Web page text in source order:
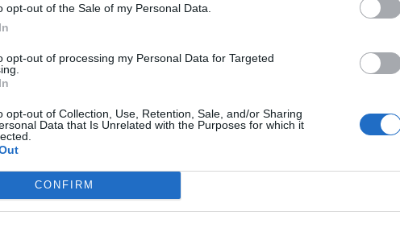
opt-out of the Sale of my Personal Data.
opt-out of processing my Personal Data for Targeted
opt-out of Collection, Use, Retention, Sale, and/or Sharing
Data that Is Unrelated with the Purposes for which it
CONFIRM
ad
takie wiadomości zawierają również linki, które prowadzą do
strony, gdzie oszuści próbują wyłudzić od potencjalnych ofiar dane